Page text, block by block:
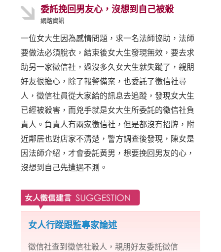
委託挽回男友心，沒想到自己被殺
網路資訊
一位女大生因為感情問題，求一名法師協助，法師
要做法必須脫衣，結束後女大生發現無效，要去求
助另一家徵信社，過沒多久女大生就失蹤了，親朋
好友很擔心，除了報警備案，也委託了徵信社尋
人，徵信社員從大家給的訊息去追蹤，發現女大生
已經被殺害，而兇手就是女大生所委託的徵信社負
責人。負責人有兩家徵信社，但是都沒有招牌，附
近鄰居也對店家不清楚，警方調查後發現，陳女是
因法師介紹，才會委託黃男，想要挽回男友的心，
沒想到自己先遭遇不測。
女人行蹤跟監專家論述
徵信社查到徵信社殺人，親朋好友委託徵信